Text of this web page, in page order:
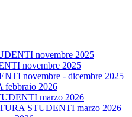
novembre 2025
novembre 2025
novembre - dicembre 2025
2026
marzo 2026
STUDENTI marzo 2026